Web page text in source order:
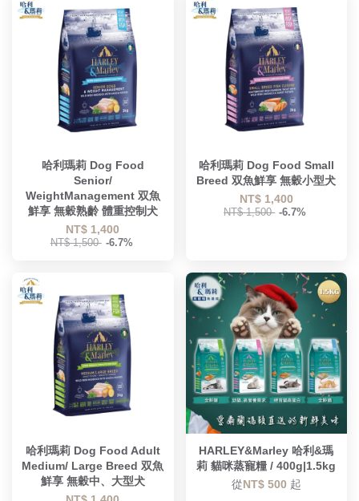
哈利瑪莉 Dog Food
Senior/
WeightManagement 双魚
鮮享 無穀熟齡 體重控制犬
NT$ 1,400
NT$ 1,500 -6.7%
哈利瑪莉 Dog Food Small
Breed 双魚鮮享 無穀小型犬
NT$ 1,400
NT$ 1,500 -6.7%
哈利瑪莉 Dog Food Adult
Medium/ Large Breed 双魚
鮮享 無穀中、大型犬
HARLEY&Marley 哈利&瑪
莉 貓咪蒸寵糧 / 400g|1.5kg
從NT$ 500 起